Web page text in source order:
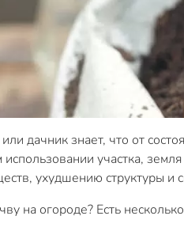
дачник знает, что от
участка,
ухудшению структуры и
на огороде? Есть